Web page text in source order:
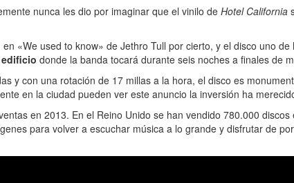
nunca les dio por imaginar que el vinilo de Hotel California
«We used to know» de Jethro Tull por cierto, y el disco uno
donde la banda tocará durante seis noches a finales de
y con una rotación de 17 millas a la hora, el disco es
en la ciudad pueden ver este anuncio la inversión ha
en 2013. En el Reino Unido se han vendido 780.000
para volver a escuchar música a lo grande y disfrutar de